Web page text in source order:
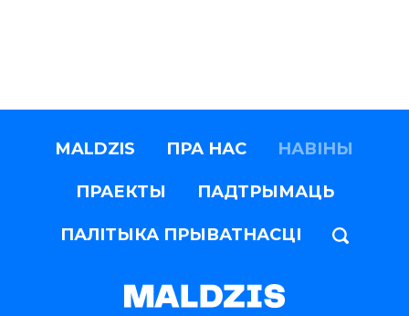
MALDZIS ПРА НАС НАВІНЫ
ПРАЕКТЫ ПАДТРЫМАЦЬ
ПАЛІТЫКА ПРЫВАТНАСЦІ